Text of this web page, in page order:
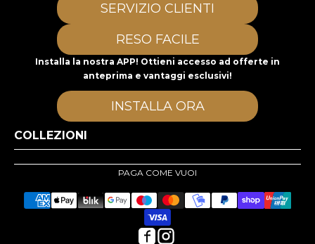
SERVIZIO CLIENTI
RESO FACILE
Installa la nostra APP! Ottieni accesso ad offerte in
anteprima e vantaggi esclusivi!
INSTALLA ORA
COLLEZIONI
PAGA COME VUOI